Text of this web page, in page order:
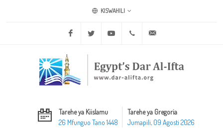
KISWAHILI
Facebook Twitter Youtube +20 2 25970400
Tarehe ya Kiislamu
26 Mfunguo Tano 1448
Tarehe ya Gregoria
Jumapili, 09 Agosti 2026